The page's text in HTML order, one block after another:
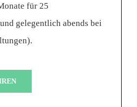
für 25
gelegentlich abends bei